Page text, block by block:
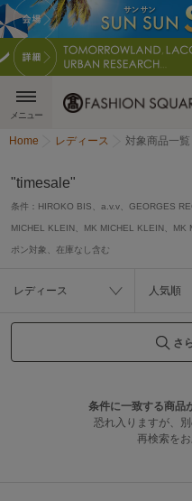
メニュー
Home レディース 対象商品一覧
"timesale"
条件： HIROKO BIS、a.v.v、GEORGES
MICHEL KLEIN、MK MICHEL KLEIN、
ポン対象、在庫なし含む
レディース 人気順
さ
条件に一致する商品
恐れ入りますが、
再検索をお